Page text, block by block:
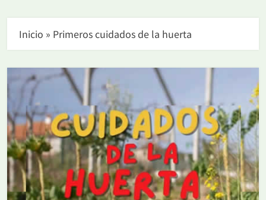
Inicio » Primeros cuidados de la huerta